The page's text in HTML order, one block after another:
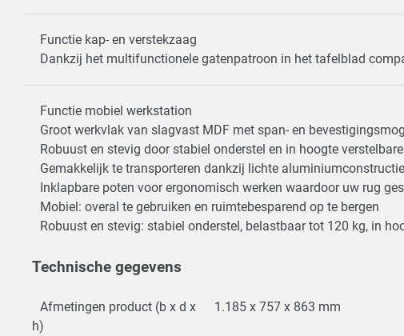
Functie kap- en verstekzaag
Dankzij het multifunctionele gatenpatroon in het tafelblad
Functie mobiel werkstation
Groot werkvlak van slagvast MDF met span- en
Robuust en stevig door stabiel onderstel en in hoogte
Gemakkelijk te transporteren dankzij lichte aluminiumconstructie
Inklapbare poten voor ergonomisch werken waardoor uw rug
Mobiel: overal te gebruiken en ruimtebesparend op te bergen
Robuust en stevig: stabiel onderstel, belastbaar tot 120 kg, in
Technische gegevens
Afmetingen product (b x d x
h)
1.185 x 757 x 863 mm